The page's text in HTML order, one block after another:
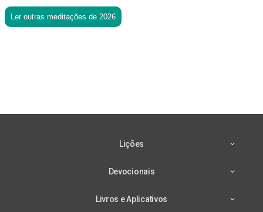
Ler outras meditações de 2026
Lições
Devocionais
Livros e Aplicativos